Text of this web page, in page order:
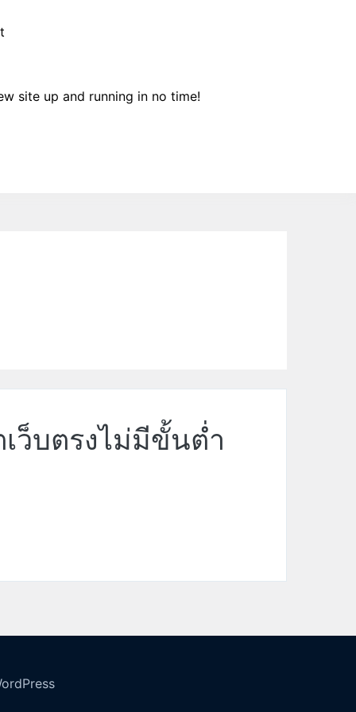
site up and running in no time!
ว็บตรงไม่มีขั้นต่ำ